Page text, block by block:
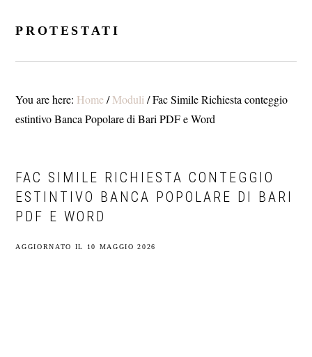
PROTESTATI
You are here: Home / Moduli /Fac Simile Richiesta conteggio
estintivo Banca Popolare di Bari PDF e Word
FAC SIMILE RICHIESTA CONTEGGIO
ESTINTIVO BANCA POPOLARE DI BARI
PDF E WORD
AGGIORNATO IL 10 MAGGIO 2026